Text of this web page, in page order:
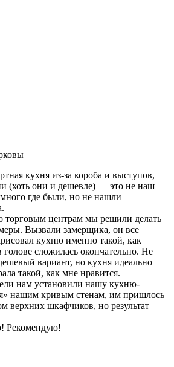
кухня из-за короба и выступов,
(хоть они и дешевле) — это не наш
где были, но не нашли
торговым центрам мы решили делать
Вызвали замерщика, он все
кухню именно такой, как
голове сложилась окончательно. Не
вариант, но кухня идеально
такой, как мне нравится.
нам установили нашу кухню-
нашим кривым стенам, им пришлось
верхних шкафчиков, но результат
Рекомендую!